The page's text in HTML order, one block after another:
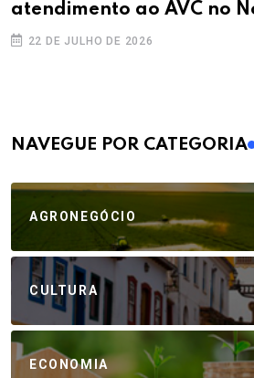
atendimento ao AVC no
22 DE JULHO DE 2026
MAIS VISTOS
NAVEGUE POR CATEGORIA
AGRONEGÓCIO
CULTURA
ECONOMIA